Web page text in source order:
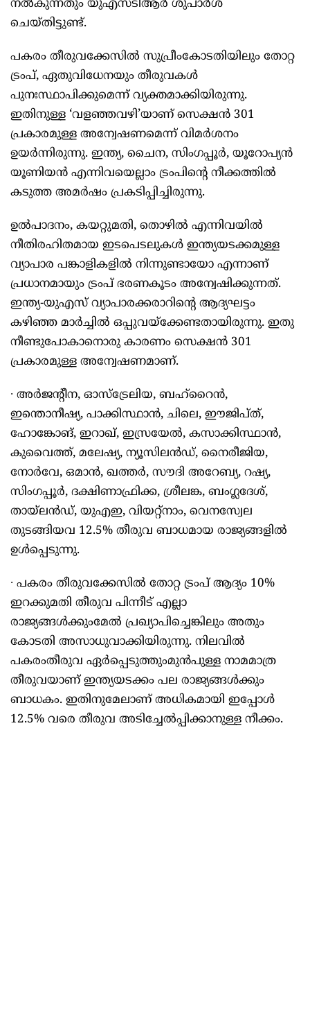
നൽകുന്നതും യുഎസ്ടിആർ ശുപാർശ
ചെയ്തിട്ടുണ്ട്.
പകരം തീരുവക്കേസിൽ സുപ്രീംകോടതിയിലും തോറ്റ
ട്രംപ്, ഏതുവിധേനയും തീരുവകൾ‌
പുനഃസ്ഥാപിക്കുമെന്ന് വ്യക്തമാക്കിയിരുന്നു.
ഇതിനുള്ള ‘വളഞ്ഞവഴി’യാണ് സെക്ഷൻ 301
പ്രകാരമുള്ള അന്വേഷണമെന്ന് വിമർ‌ശനം
ഉയർന്നിരുന്നു. ഇന്ത്യ, ചൈന, സിംഗപ്പൂർ, യൂറോപ്യൻ
യൂണിയൻ എന്നിവയെല്ലാം ട്രംപിന്റെ നീക്കത്തിൽ
കടുത്ത അമർഷം പ്രകടിപ്പിച്ചിരുന്നു.
ഉൽപാദനം, കയറ്റുമതി, തൊഴിൽ എന്നിവയിൽ
നീതിരഹിതമായ ഇടപെടലുകൾ ഇന്ത്യയടക്കമുള്ള
വ്യാപാര പങ്കാളികളിൽ നിന്നുണ്ടായോ എന്നാണ്
പ്രധാനമായും ട്രംപ് ഭരണകൂടം അന്വേഷിക്കുന്നത്.
ഇന്ത്യ-യുഎസ് വ്യാപാരക്കരാറിന്റെ ആദ്യഘട്ടം
കഴിഞ്ഞ മാർച്ചിൽ ഒപ്പുവയ്ക്കേണ്ടതായിരുന്നു. ഇതു
നീണ്ടുപോകാനൊരു കാരണം സെക്ഷൻ 301
പ്രകാരമുള്ള അന്വേഷണമാണ്.
∙ അർജന്റീന, ഓസ്ട്രേലിയ, ബഹ്റൈൻ,
ഇന്തൊനീഷ്യ, പാക്കിസ്ഥാൻ‌, ചിലെ, ഈജിപ്ത്,
ഹോങ്കോങ്, ഇറാഖ്, ഇസ്രയേൽ, കസാക്കിസ്ഥാൻ,
കുവൈത്ത്, മലേഷ്യ, ന്യൂസിലൻഡ്, നൈരീജിയ,
നോർവേ, ഒമാൻ, ഖത്തർ, സൗദി അറേബ്യ, റഷ്യ,
സിംഗപ്പൂർ, ദക്ഷിണാഫ്രിക്ക, ശ്രീലങ്ക, ബംഗ്ലദേശ്,
തായ്‍ലൻഡ്, യുഎഇ, വിയറ്റ്നാം, വെനസ്വേല
തുടങ്ങിയവ 12.5% തീരുവ ബാധമായ രാജ്യങ്ങളിൽ
ഉൾപ്പെടുന്നു.
∙ പകരം തീരുവക്കേസിൽ തോറ്റ ട്രംപ് ആദ്യം 10%
ഇറക്കുമതി തീരുവ പിന്നീട് എല്ലാ
രാജ്യങ്ങൾക്കുംമേൽ പ്രഖ്യാപിച്ചെങ്കിലും അതും
കോടതി അസാധുവാക്കിയിരുന്നു. നിലവിൽ
പകരംതീരുവ ഏർപ്പെടുത്തുംമുൻപുള്ള നാമമാത്ര
തീരുവയാണ് ഇന്ത്യയടക്കം പല രാജ്യങ്ങൾക്കും
ബാധകം. ഇതിനുമേലാണ് അധികമായി ഇപ്പോൾ
12.5% വരെ തീരുവ അടിച്ചേൽപ്പിക്കാനുള്ള നീക്കം.